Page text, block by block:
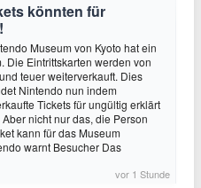
könnten für
Museum von Kyoto hat ein
Die Eintrittskarten werden von
teuer weiterverkauft. Dies
Nintendo nun indem
Tickets für ungültig erklärt
nicht nur das, die Person
kann für das Museum
warnt Besucher Das
vor 1 Stunde